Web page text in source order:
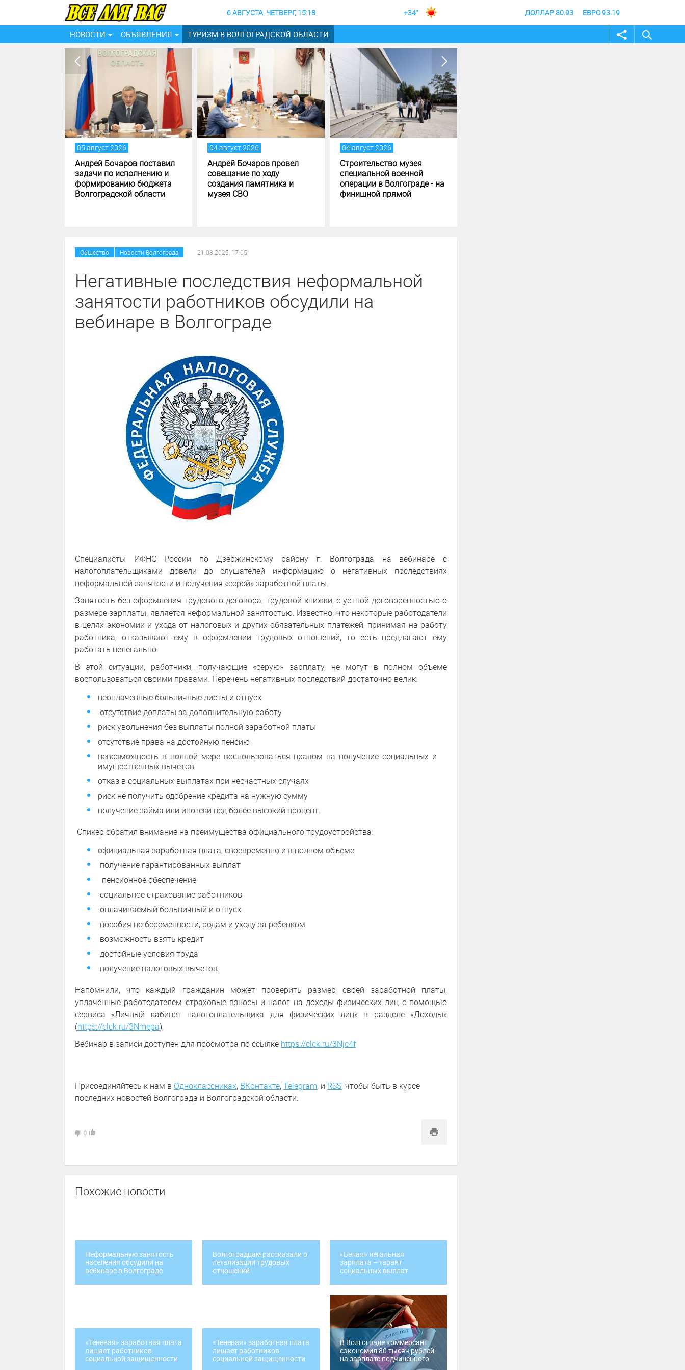
6 АВГУСТА, ЧЕТВЕРГ, 15:18 +34° ДОЛЛАР 80.93 ЕВРО 93.19
НОВОСТИ ОБЪЯВЛЕНИЯ ТУРИЗМ В ВОЛГОГРАДСКОЙ ОБЛАСТИ
05 август 2026
Андрей Бочаров поставил
задачи по исполнению и
формированию бюджета
Волгоградской области
04 август 2026
Андрей Бочаров провел
совещание по ходу
создания памятника и
музея СВО
04 август 2026
Строительство музея
специальной военной
операции в Волгограде - на
финишной прямой
Общество Новости Волгограда 21.08.2025, 17:05
Негативные последствия неформальной
занятости работников обсудили на
вебинаре в Волгограде
Специалисты ИФНС России по Дзержинскому району г. Волгограда на вебинаре с
налогоплательщиками довели до слушателей информацию о негативных последствиях
неформальной занятости и получения «серой» заработной платы.
Занятость без оформления трудового договора, трудовой книжки, с устной договоренностью о
размере зарплаты, является неформальной занятостью. Известно, что некоторые работодатели
в целях экономии и ухода от налоговых и других обязательных платежей, принимая на работу
работника, отказывают ему в оформлении трудовых отношений, то есть предлагают ему
работать нелегально.
В этой ситуации, работники, получающие «серую» зарплату, не могут в полном объеме
воспользоваться своими правами. Перечень негативных последствий достаточно велик:
неоплаченные больничные листы и отпуск
отсутствие доплаты за дополнительную работу
риск увольнения без выплаты полной заработной платы
отсутствие права на достойную пенсию
невозможность в полной мере воспользоваться правом на получение социальных и
имущественных вычетов
отказ в социальных выплатах при несчастных случаях
риск не получить одобрение кредита на нужную сумму
получение займа или ипотеки под более высокий процент.
Спикер обратил внимание на преимущества официального трудоустройства:
официальная заработная плата, своевременно и в полном объеме
получение гарантированных выплат
пенсионное обеспечение
социальное страхование работников
оплачиваемый больничный и отпуск
пособия по беременности, родам и уходу за ребенком
возможность взять кредит
достойные условия труда
получение налоговых вычетов.
Напомнили, что каждый гражданин может проверить размер своей заработной платы,
уплаченные работодателем страховые взносы и налог на доходы физических лиц с помощью
сервиса «Личный кабинет налогоплательщика для физических лиц» в разделе «Доходы»
(https://clck.ru/3Nmepa).
Вебинар в записи доступен для просмотра по ссылке https://clck.ru/3Njc4f
Присоединяйтесь к нам в Одноклассниках, ВКонтакте,Telegram, и RSS, чтобы быть в курсе
последних новостей Волгограда и Волгоградской области.
0
Похожие новости
Неформальную занятость
населения обсудили на
вебинаре в Волгограде
Волгоградцам рассказали о
легализации трудовых
отношений
«Белая» легальная
зарплата – гарант
социальных выплат
«Теневая» заработная плата
лишает работников
социальной защищенности
«Теневая» заработная плата
лишает работников
социальной защищенности
В Волгограде коммерсант
сэкономил 80 тысяч рублей
на зарплате подчиненного